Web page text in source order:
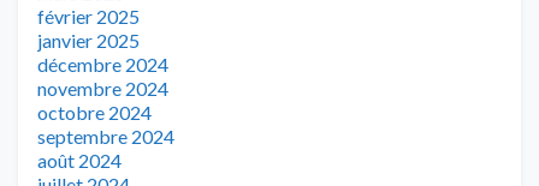
février 2025
janvier 2025
décembre 2024
novembre 2024
octobre 2024
septembre 2024
août 2024